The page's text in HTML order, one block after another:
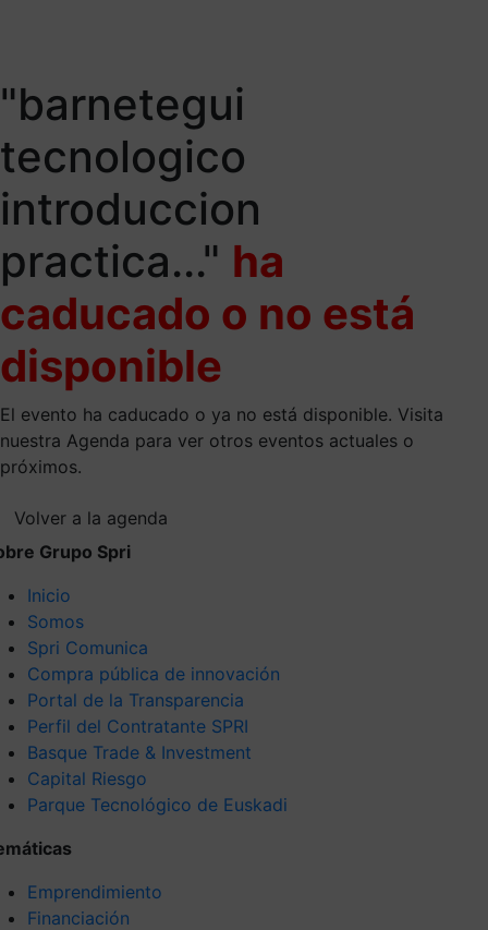
"barnetegui
tecnologico
introduccion
practica..." ha
caducado o no está
disponible
El evento ha caducado o ya no está disponible. Visita
nuestra Agenda para ver otros eventos actuales o
próximos.
Volver a la agenda
Grupo Spri
Inicio
Somos
Spri Comunica
Compra pública de innovación
Portal de la Transparencia
Perfil del Contratante SPRI
Basque Trade & Investment
Capital Riesgo
Parque Tecnológico de Euskadi
Emprendimiento
Financiación